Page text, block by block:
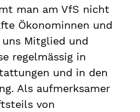
man am VfS nicht
Ökonominnen und
Mitglied und
regelmässig in
und in den
Als aufmerksamer
von